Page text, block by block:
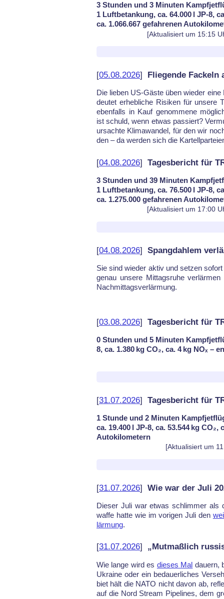
3 Stunden und 3 Minuten
1 Luftbetankung, ca. 64.000 l JP-8,
ca. 1.066.667 gefahrenen
[Aktualisiert um 15:15
[05.08.2026] Fliegende Fackeln
Die lie­ben US-Gäs­te üben wie­der
deu­tet er­heb­li­che Ri­si­ken für un­se­re
eben­falls in Kauf ge­nom­me­ne
ist schuld, wenn et­was pas­siert?
ur­sach­te Kli­ma­wan­del, für den wir
den – da wer­den sich die
[04.08.2026] Tagesbericht für
3 Stunden und 39 Minuten
1 Luftbetankung, ca. 76.500 l JP-8,
ca. 1.275.000 gefahrenen
[Aktualisiert um 17:00
[04.08.2026] Spangdahlem
Sie sind wie­der ak­tiv und set­zen
ge­nau un­se­re Mit­tags­ru­he
Nach­mit­tags­ver­lär­mung.
[03.08.2026] Tagesbericht für
0 Stunden und 5 Minuten
8, ca. 1.380 kg CO₂, ca. 4 kg NOₓ –
[31.07.2026] Tagesbericht für
1 Stunde und 2 Minuten
ca. 19.400 l JP-8, ca. 53.544 kg
Autokilometern
[Aktualisiert um
[31.07.2026] Wie war der Juli
Die­ser Ju­li war et­was schlim­mer als
waf­fe hat­te wie im vo­ri­gen Ju­li den
lär­mung.
[31.07.2026] „Mutmaßlich
Wie lan­ge wird es die­ses Mal dau­ern,
Ukrai­ne oder ein be­dau­er­li­ches
biet hält die NATO nicht da­von ab,
auf die Nord Stream Pi­pe­li­nes, dem